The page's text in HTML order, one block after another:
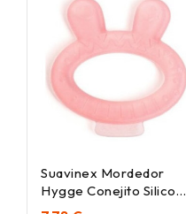
Suavinex Mordedor
Hygge Conejito Silicona
+0M 1Ud + Caja